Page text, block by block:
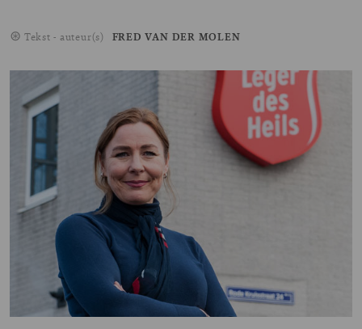
Tekst - auteur(s) FRED VAN DER MOLEN